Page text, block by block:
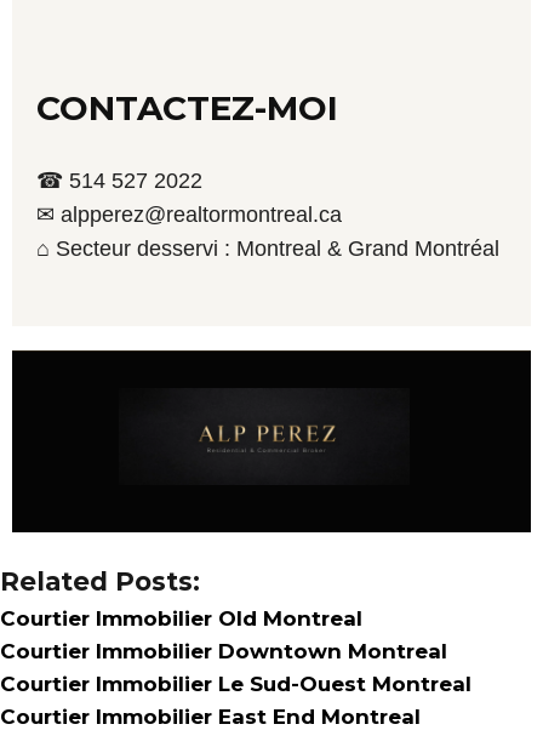
CONTACTEZ-MOI
☎ 514 527 2022
✉ alpperez@realtormontreal.ca
⌂ Secteur desservi : Montreal & Grand Montréal
Related Posts:
Courtier Immobilier Old Montreal
Courtier Immobilier Downtown Montreal
Courtier Immobilier Le Sud-Ouest Montreal
Courtier Immobilier East End Montreal